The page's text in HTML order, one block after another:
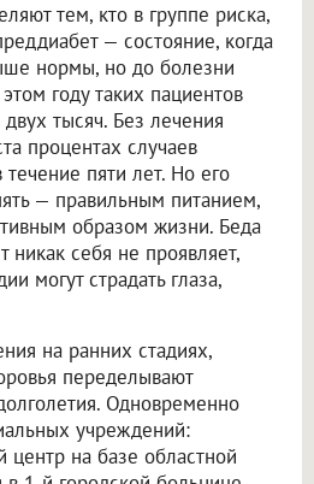
тем, кто в группе риска,
— состояние, когда
нормы, но до болезни
году таких пациентов
тысяч. Без лечения
процентах случаев
пяти лет. Но его
— правильным питанием,
образом жизни. Беда
никак себя не проявляет,
могут страдать глаза,
на ранних стадиях,
переделывают
Одновременно
учреждений:
центр на базе областной